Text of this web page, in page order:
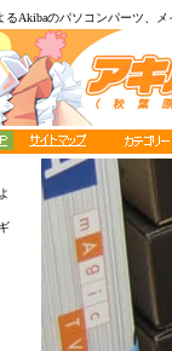
るAkibaのパソコンパーツ、